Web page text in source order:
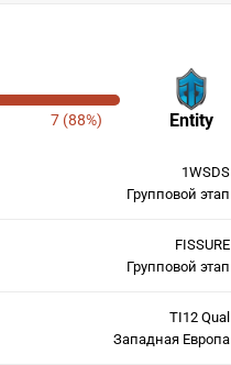
Entity
7 (88%)
1WSDS
Групповой этап
FISSURE
Групповой этап
TI12 Qual
Западная Европа